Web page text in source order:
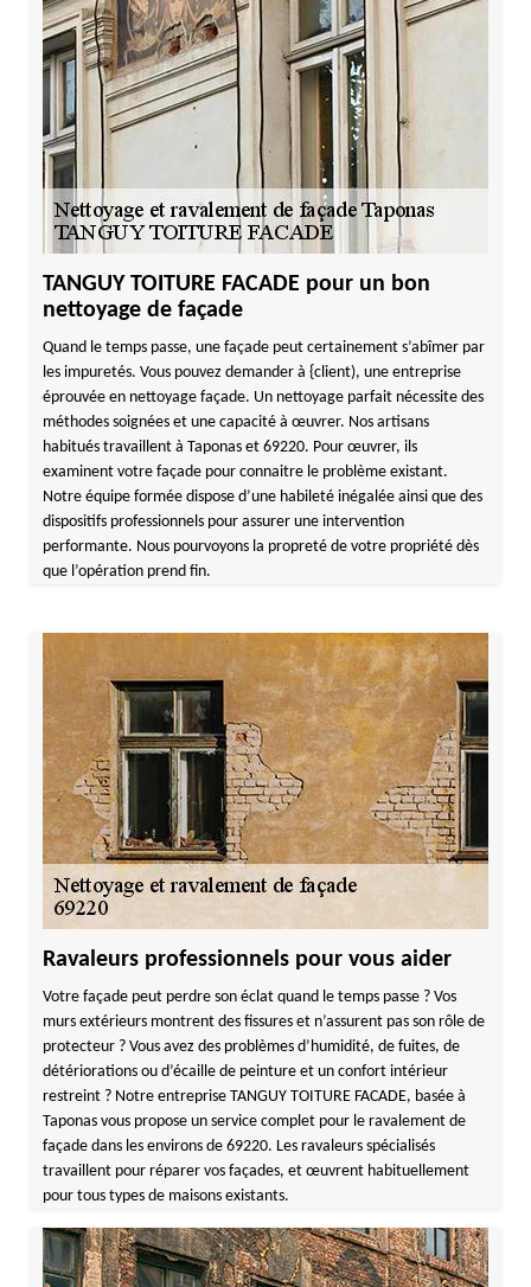
TANGUY TOITURE FACADE pour un bon
nettoyage de façade
Quand le temps passe, une façade peut certainement s’abîmer par
les impuretés. Vous pouvez demander à {client), une entreprise
éprouvée en nettoyage façade. Un nettoyage parfait nécessite des
méthodes soignées et une capacité à œuvrer. Nos artisans
habitués travaillent à Taponas et 69220. Pour œuvrer, ils
examinent votre façade pour connaitre le problème existant.
Notre équipe formée dispose d’une habileté inégalée ainsi que des
dispositifs professionnels pour assurer une intervention
performante. Nous pourvoyons la propreté de votre propriété dès
que l’opération prend fin.
Ravaleurs professionnels pour vous aider
Votre façade peut perdre son éclat quand le temps passe ? Vos
murs extérieurs montrent des fissures et n’assurent pas son rôle de
protecteur ? Vous avez des problèmes d’humidité, de fuites, de
détériorations ou d’écaille de peinture et un confort intérieur
restreint ? Notre entreprise TANGUY TOITURE FACADE, basée à
Taponas vous propose un service complet pour le ravalement de
façade dans les environs de 69220. Les ravaleurs spécialisés
travaillent pour réparer vos façades, et œuvrent habituellement
pour tous types de maisons existants.